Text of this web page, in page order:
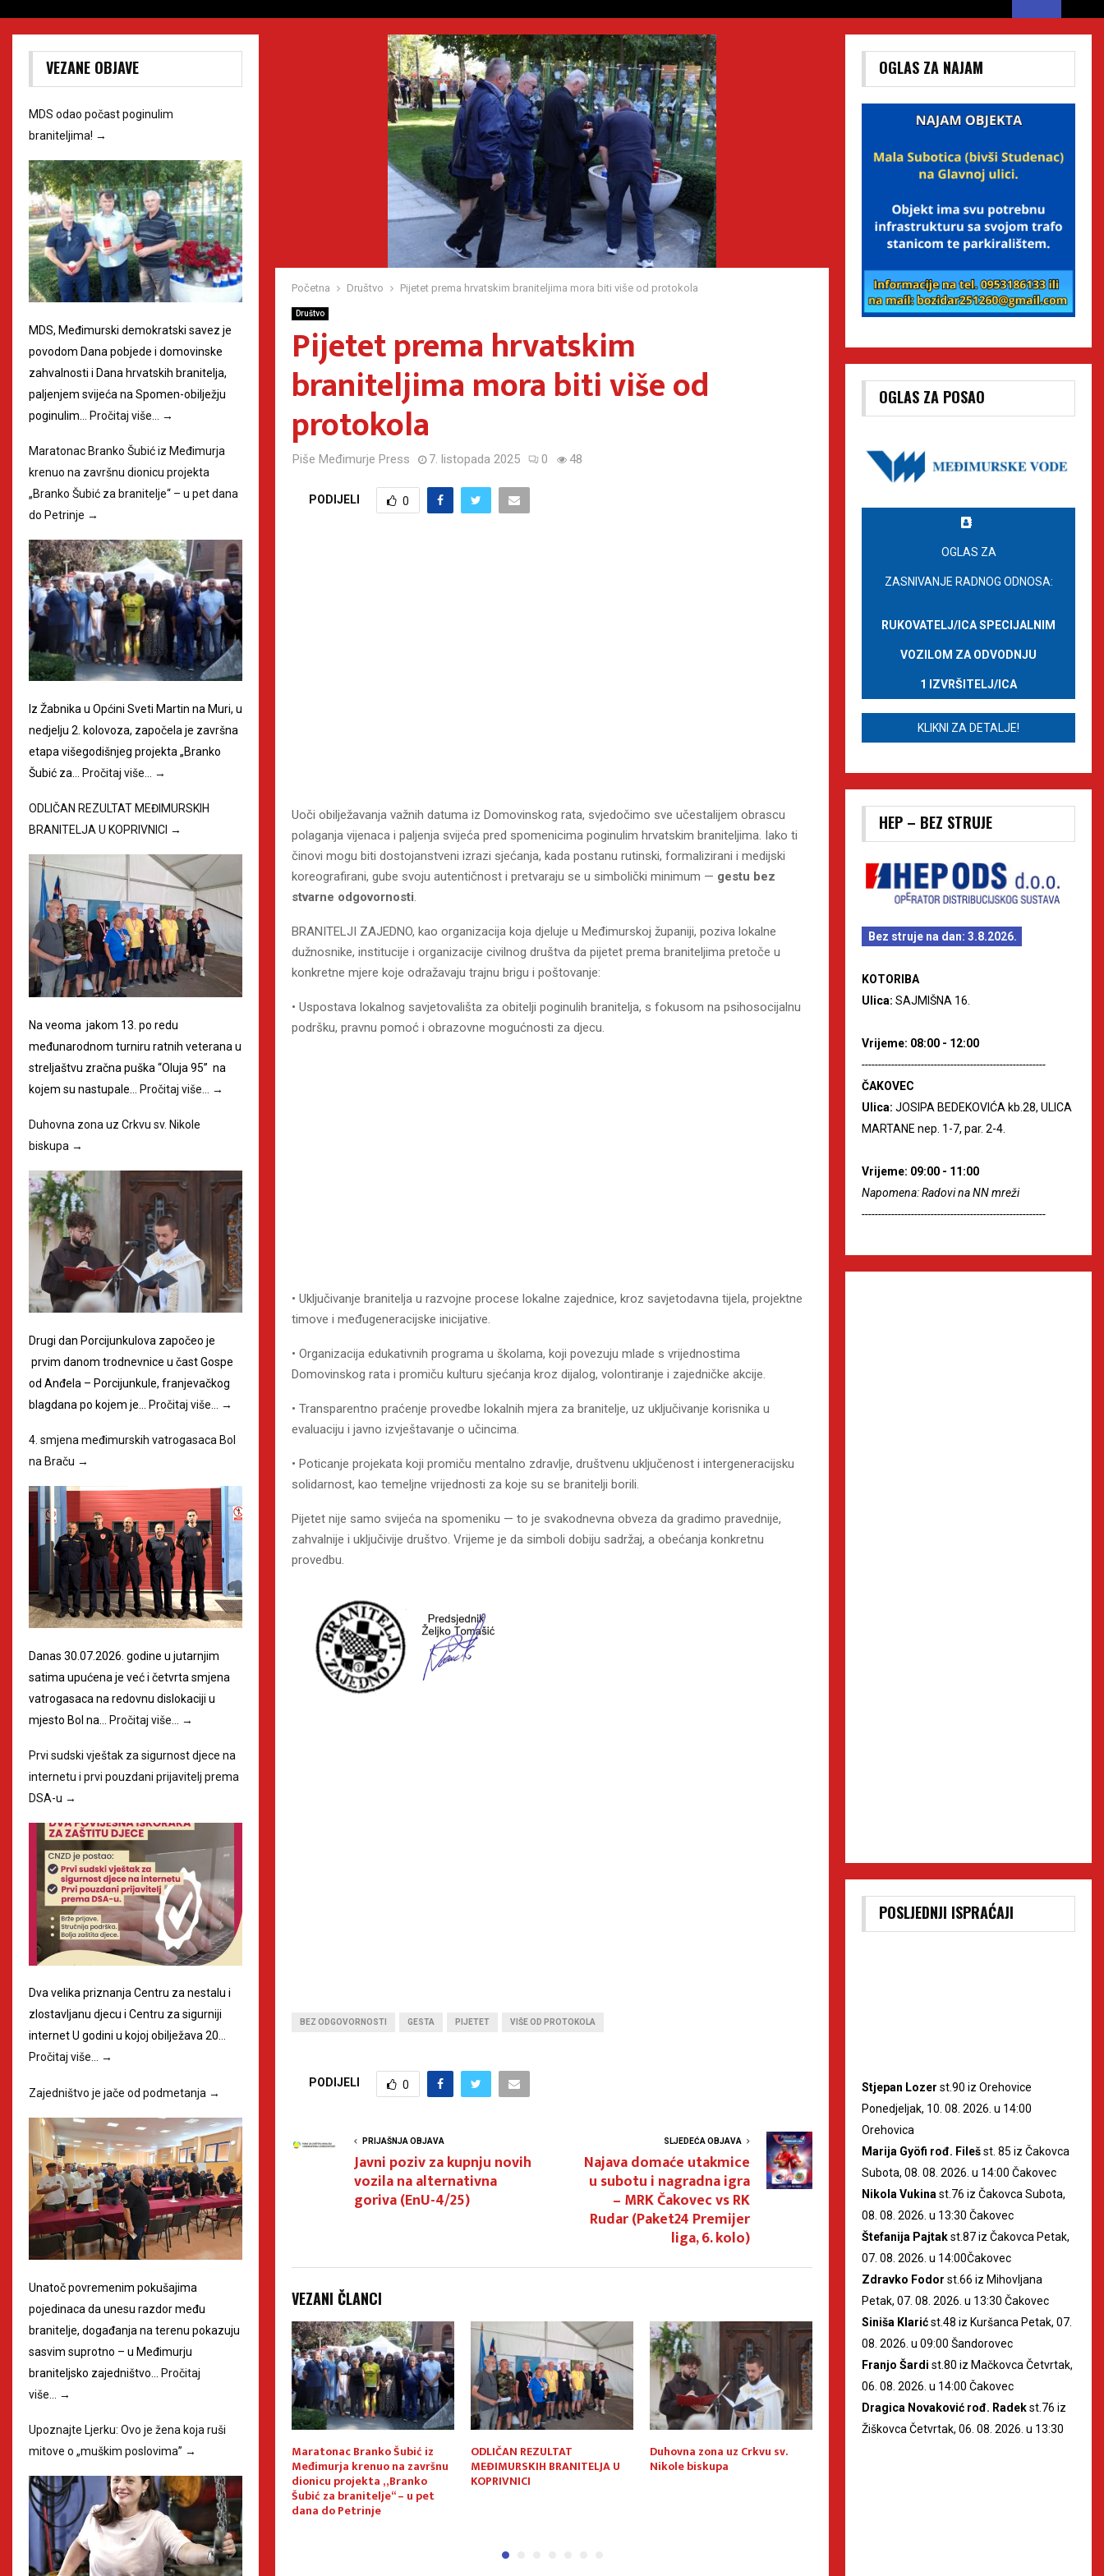
Početna Društvo Pijetet prema hrvatskim braniteljima mora biti više od protokola
Društvo
Pijetet prema hrvatskim
braniteljima mora biti više od
protokola
Piše Međimurje Press 7. listopada 2025 0 48
PODIJELI 0
Uoči obilježavanja važnih datuma iz Domovinskog rata, svjedočimo sve učestalijem obrascu
polaganja vijenaca i paljenja svijeća pred spomenicima poginulim hrvatskim braniteljima. Iako ti
činovi mogu biti dostojanstveni izrazi sjećanja, kada postanu rutinski, formalizirani i medijski
koreografirani, gube svoju autentičnost i pretvaraju se u simbolički minimum — gestu bez
stvarne odgovornosti
BRANITELJI ZAJEDNO, kao organizacija koja djeluje u Međimurskoj županiji, poziva lokalne
dužnosnike, institucije i organizacije civilnog društva da pijetet prema braniteljima pretoče u
konkretne mjere koje odražavaju trajnu brigu i poštovanje:
• Uspostava lokalnog savjetovališta za obitelji poginulih branitelja, s fokusom na psihosocijalnu
podršku, pravnu pomoć i obrazovne mogućnosti za djecu.
• Uključivanje branitelja u razvojne procese lokalne zajednice, kroz savjetodavna tijela, projektne
timove i međugeneracijske inicijative.
• Organizacija edukativnih programa u školama, koji povezuju mlade s vrijednostima
Domovinskog rata i promiču kulturu sjećanja kroz dijalog, volontiranje i zajedničke akcije.
• Transparentno praćenje provedbe lokalnih mjera za branitelje, uz uključivanje korisnika u
evaluaciju i javno izvještavanje o učincima.
• Poticanje projekata koji promiču mentalno zdravlje, društvenu uključenost i intergeneracijsku
solidarnost, kao temeljne vrijednosti za koje su se branitelji borili.
Pijetet nije samo svijeća na spomeniku — to je svakodnevna obveza da gradimo pravednije,
zahvalnije i uključivije društvo. Vrijeme je da simboli dobiju sadržaj, a obećanja konkretnu
provedbu.
BEZ ODGOVORNOSTI GESTA PIJETET VIŠE OD PROTOKOLA
PODIJELI 0
PRIJAŠNJA OBJAVA
Javni poziv za kupnju novih
vozila na alternativna
goriva (EnU-4/25)
SLJEDEĆA OBJAVA
Najava domaće utakmice
u subotu i nagradna igra
– MRK Čakovec vs RK
Rudar (Paket24 Premijer
liga, 6. kolo)
VEZANI ČLANCI
ŽUPANE, UČINITE NEŠTO! Maratonac Branko Šubić iz
Međimurja krenuo na završnu
dionicu projekta „Branko
Šubić za branitelje“ – u pet
dana do Petrinje
ODLIČAN REZULTAT
MEĐIMURSKIH BRANITELJA U
KOPRIVNICI
Duhovna zona uz Crkvu sv.
Nikole biskupa
VEZANE OBJAVE
MDS odao počast poginulim
braniteljima! →
MDS, Međimurski demokratski savez je
povodom Dana pobjede i domovinske
zahvalnosti i Dana hrvatskih branitelja,
paljenjem svijeća na Spomen-obilježju
poginulim…
Pročitaj više… →
Maratonac Branko Šubić iz Međimurja
krenuo na završnu dionicu projekta
„Branko Šubić za branitelje“ – u pet dana
do Petrinje →
Iz Žabnika u Općini Sveti Martin na Muri, u
nedjelju 2. kolovoza, započela je završna
etapa višegodišnjeg projekta „Branko
Šubić za… Pročitaj više… →
ODLIČAN REZULTAT MEĐIMURSKIH
BRANITELJA U KOPRIVNICI →
Na veoma jakom 13. po redu
međunarodnom turniru ratnih veterana u
streljaštvu zračna puška “Oluja 95” na
kojem su nastupale…
Pročitaj više… →
Duhovna zona uz Crkvu sv. Nikole
biskupa →
Drugi dan Porcijunkulova započeo je
prvim danom trodnevnice u čast Gospe
od Anđela – Porcijunkule, franjevačkog
blagdana po kojem je…
Pročitaj više… →
4. smjena međimurskih vatrogasaca Bol
na Braču →
Danas 30.07.2026. godine u jutarnjim
satima upućena je već i četvrta smjena
vatrogasaca na redovnu dislokaciji u
mjesto Bol na… Pročitaj više… →
Prvi sudski vještak za sigurnost djece na
internetu i prvi pouzdani prijavitelj prema
DSA-u →
Dva velika priznanja Centru za nestalu i
zlostavljanu djecu i Centru za sigurniji
internet U godini u kojoj obilježava 20…
Pročitaj više… →
Zajedništvo je jače od podmetanja →
Unatoč povremenim pokušajima
pojedinaca da unesu razdor među
branitelje, događanja na terenu pokazuju
sasvim suprotno – u Međimurju
braniteljsko zajedništvo…
Pročitaj
više…
→
Upoznajte Ljerku: Ovo je žena koja ruši
mitove o „muškim poslovima” →
OGLAS ZA NAJAM
OGLAS ZA POSAO
OGLAS ZA
ZASNIVANJE RADNOG ODNOSA:
RUKOVATELJ/ICA SPECIJALNIM
VOZILOM ZA ODVODNJU
1 IZVRŠITELJ/ICA
KLIKNI ZA DETALJE!
HEP – BEZ STRUJE
Bez struje na dan: 3.8.2026.
KOTORIBA
Ulica: SAJMIŠNA 16.
Vrijeme: 08:00 - 12:00
--------------------------------------------------------
ČAKOVEC
Ulica: JOSIPA BEDEKOVIĆA kb.28, ULICA
MARTANE nep. 1-7, par. 2-4.
Vrijeme: 09:00 - 11:00
Napomena: Radovi na NN mreži
--------------------------------------------------------
POSLJEDNJI ISPRAĆAJI
Stjepan Lozer st.90 iz Orehovice
Ponedjeljak, 10. 08. 2026. u 14:00
Orehovica
Marija Gyöfi rođ. Filešst. 85 iz Čakovca
Subota, 08. 08. 2026. u 14:00 Čakovec
Nikola Vukina st.76 iz Čakovca Subota,
08. 08. 2026. u 13:30 Čakovec
Štefanija Pajtakst.87 iz Čakovca Petak,
07. 08. 2026. u 14:00Čakovec
Zdravko Fodor st.66 iz Mihovljana
Petak, 07. 08. 2026. u 13:30 Čakovec
Siniša Klarićst.48 iz Kuršanca Petak, 07.
08. 2026. u 09:00 Šandorovec
Franjo Šardi st.80 iz Mačkovca Četvrtak,
06. 08. 2026. u 14:00 Čakovec
Dragica Novaković rođ. Radekst.76 iz
Žiškovca Četvrtak, 06. 08. 2026. u 13:30